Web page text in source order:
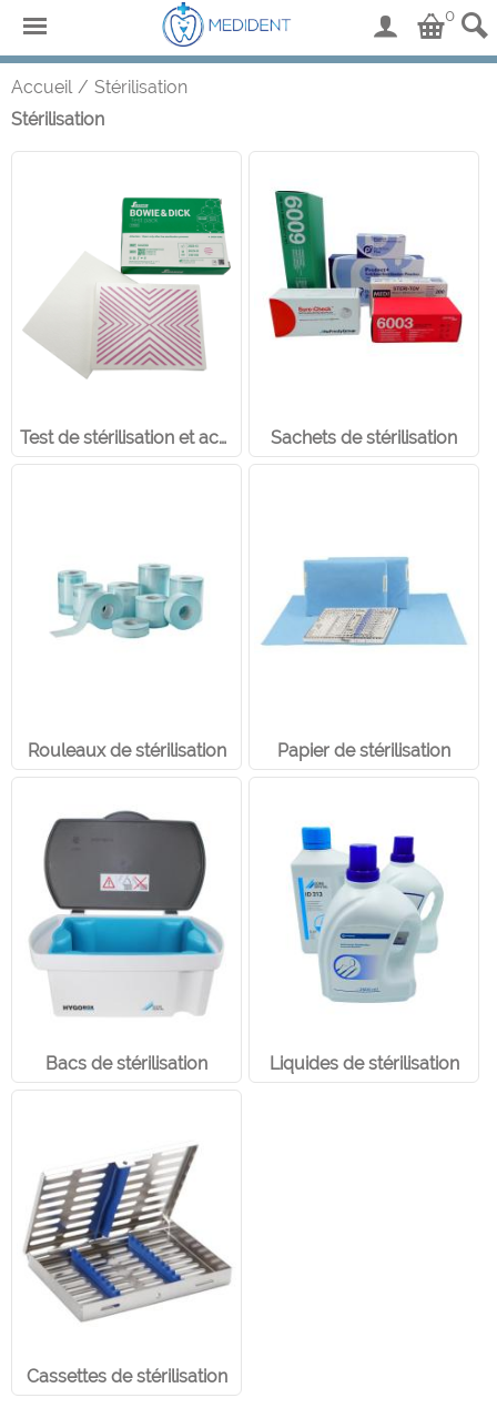
0
Accueil / Stérilisation
Stérilisation
Test de stérilisation et accessoires Sachets de stérilisation
Rouleaux de stérilisation Papier de stérilisation
Bacs de stérilisation Liquides de stérilisation
Cassettes de stérilisation